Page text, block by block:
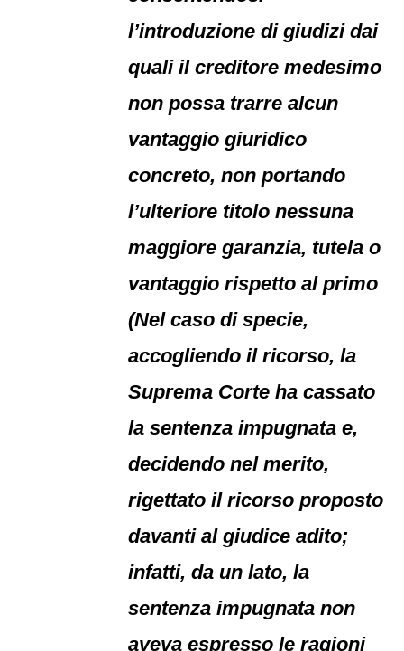
l’introduzione di giudizi dai
quali il creditore medesimo
non possa trarre alcun
vantaggio giuridico
concreto, non portando
l’ulteriore titolo nessuna
maggiore garanzia, tutela o
vantaggio rispetto al primo
(Nel caso di specie,
accogliendo il ricorso, la
Suprema Corte ha cassato
la sentenza impugnata e,
decidendo nel merito,
rigettato il ricorso proposto
davanti al giudice adito;
infatti, da un lato, la
sentenza impugnata non
aveva espresso le ragioni